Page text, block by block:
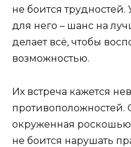
не боится трудностей.
для него – шанс на
делает всё, чтобы
возможностью.
Их встреча кажется
противоположностей.
окруженная
не боится нарушать